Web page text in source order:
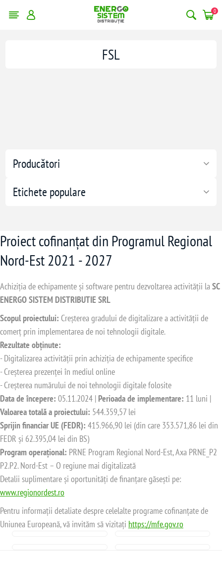
0
Producători
Etichete populare
FSL
Proiect cofinanțat din Programul Regional
Nord-Est 2021 - 2027
Achiziția de echipamente și software pentru dezvoltarea activității laSC
ENERGO SISTEM DISTRIBUTIE SRL
Scopul proiectului: Creșterea gradului de digitalizare a activității de
comerț prin implementarea de noi tehnologii digitale.
Rezultate obținute:
- Digitalizarea activității prin achiziția de echipamente specifice
- Creșterea prezenței în mediul online
- Creșterea numărului de noi tehnologii digitale folosite
Data de începere: 05.11.2024 | Perioada de implementare: 11 luni |
Valoarea totală a proiectului: 544.359,57 lei
Sprijin financiar UE (FEDR): 415.966,90 lei (din care 353.571,86 lei din
FEDR și 62.395,04 lei din BS)
Program operațional: PRNE Program Regional Nord-Est, Axa PRNE_P2
P2.P2. Nord-Est – O regiune mai digitalizată
Detalii suplimentare și oportunități de finanțare găsești pe:
www.regionordest.ro
Pentru informații detaliate despre celelalte programe cofinanțate de
Uniunea Europeană, vă invităm să vizitați https://mfe.gov.ro